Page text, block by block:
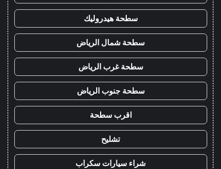
سطحة هيدروليك
سطحة شمال الرياض
سطحة غرب الرياض
سطحة جنوب الرياض
اقرب سطحة
تشليح
شراء سيارات سكراب